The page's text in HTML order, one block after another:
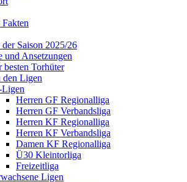
der Saison 2025/26
und Ansetzungen
besten Torhüter
Ligen
Herren GF Regionalliga
Herren GF Verbandsliga
Herren KF Regionalliga
Herren KF Verbandsliga
Damen KF Regionalliga
Ü30 Kleintorliga
Freizeitliga
Ligen